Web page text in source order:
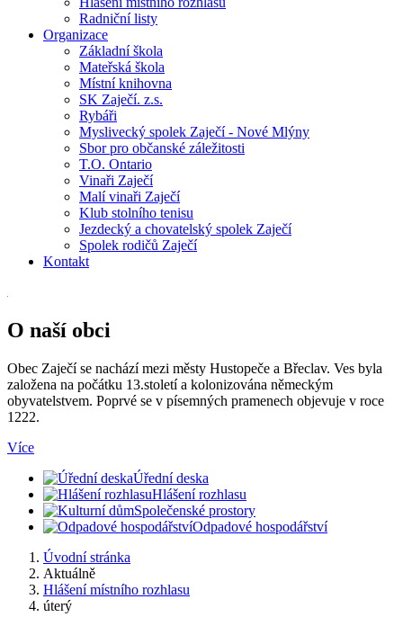
Radniční listy
Organizace
Základní škola
Mateřská škola
Místní knihovna
SK Zaječí. z.s.
Rybáři
Myslivecký spolek Zaječí - Nové Mlýny
Sbor pro občanské záležitosti
T.O. Ontario
Vinaři Zaječí
Malí vinaři Zaječí
Klub stolního tenisu
Jezdecký a chovatelský spolek Zaječí
Spolek rodičů Zaječí
Kontakt
O naší obci
Obec Zaječí se nachází mezi městy Hustopeče a Břeclav. Ves byla
založena na počátku 13.století a kolonizována německým
obyvatelstvem. Poprvé se v písemných pramenech objevuje v roce
1222.
Více
Úřední deska
Hlášení rozhlasu
Společenské prostory
Odpadové hospodářství
Úvodní stránka
Aktuálně
Hlášení místního rozhlasu
úterý